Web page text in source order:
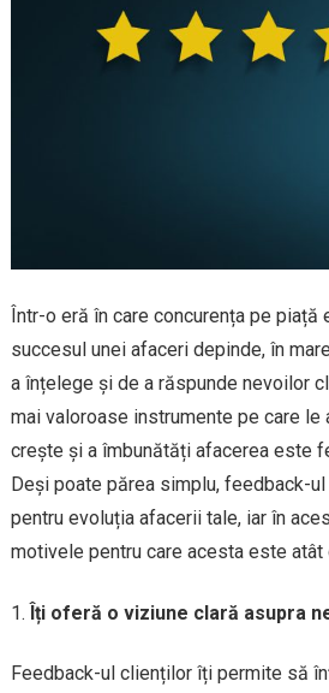
Într-o eră în care concurența pe piață
succesul unei afaceri depinde, în
a înțelege și de a răspunde nevoilor
mai valoroase instrumente pe care
crește și a îmbunătăți afacerea este
Deși poate părea simplu, feedback-
pentru evoluția afacerii tale, iar în
motivele pentru care acesta este atât
Îți oferă o viziune clară asupra
Feedback-ul clienților îți permite să